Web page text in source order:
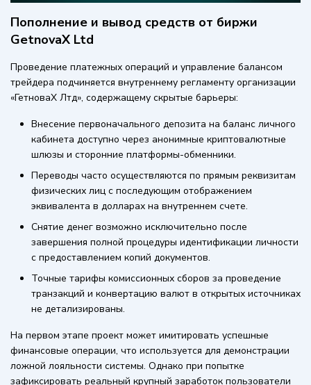
Пополнение и вывод средств от биржи
GetnovaX Ltd
Проведение платежных операций и управление балансом
трейдера подчиняется внутреннему регламенту организации
«ГетноваХ Лтд», содержащему скрытые барьеры:
Внесение первоначального депозита на баланс личного
кабинета доступно через анонимные криптовалютные
шлюзы и сторонние платформы-обменники.
Переводы часто осуществляются по прямым реквизитам
физических лиц с последующим отображением
эквивалента в долларах на внутреннем счете.
Снятие денег возможно исключительно после
завершения полной процедуры идентификации личности
с предоставлением копий документов.
Точные тарифы комиссионных сборов за проведение
транзакций и конвертацию валют в открытых источниках
не детализированы.
На первом этапе проект может имитировать успешные
финансовые операции, что используется для демонстрации
ложной лояльности системы. Однако при попытке
зафиксировать реальный крупный заработок пользователи